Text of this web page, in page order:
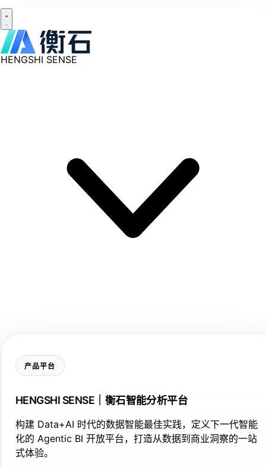
HENGSHI SENSE
产品平台
HENGSHI SENSE｜衡石智能分析平台
构建 Data+AI 时代的数据智能最佳实践，定义下一代智能
化的 Agentic BI 开放平台，打造从数据到商业洞察的一站
式体验。